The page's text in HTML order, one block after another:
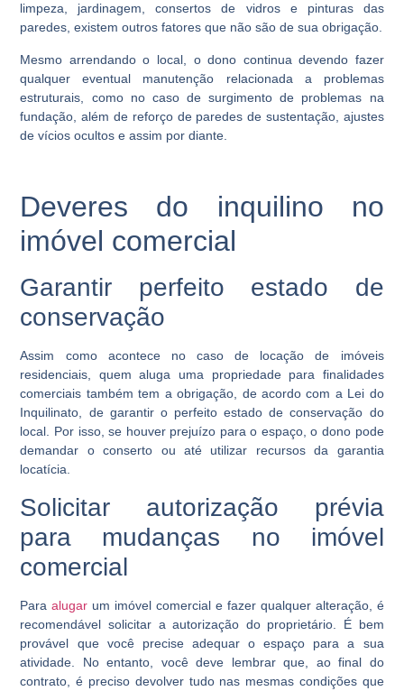
limpeza, jardinagem, consertos de vidros e pinturas das
paredes, existem outros fatores que não são de sua obrigação.
Mesmo arrendando o local, o dono continua devendo fazer
qualquer eventual manutenção relacionada a problemas
estruturais, como no caso de surgimento de problemas na
fundação, além de reforço de paredes de sustentação, ajustes
de vícios ocultos e assim por diante.
Deveres do inquilino no
imóvel comercial
Garantir perfeito estado de
conservação
Assim como acontece no caso de locação de imóveis
residenciais, quem aluga uma propriedade para finalidades
comerciais também tem a obrigação, de acordo com a Lei do
Inquilinato, de garantir o perfeito estado de conservação do
local. Por isso, se houver prejuízo para o espaço, o dono pode
demandar o conserto ou até utilizar recursos da garantia
locatícia.
Solicitar autorização prévia
para mudanças no imóvel
comercial
Paraalugar um imóvel comercial e fazer qualquer alteração, é
recomendável solicitar a autorização do proprietário. É bem
provável que você precise adequar o espaço para a sua
atividade. No entanto, você deve lembrar que, ao final do
contrato, é preciso devolver tudo nas mesmas condições que